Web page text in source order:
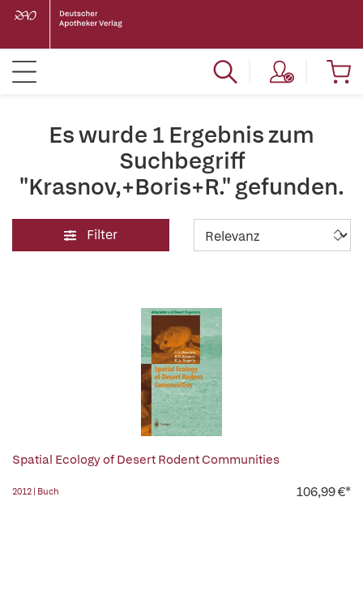
Es wurde 1 Ergebnis zum
Suchbegriff
"Krasnov,+Boris+R." gefunden.
Filter
Spatial Ecology of Desert Rodent Communities
2012 | Buch 106,99 €*